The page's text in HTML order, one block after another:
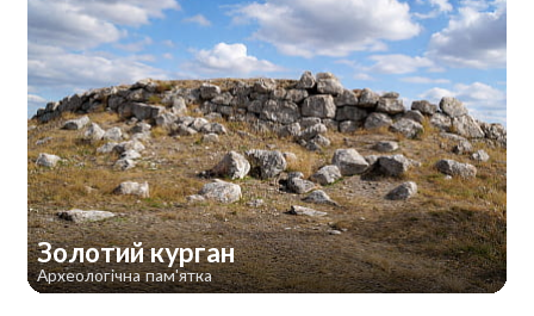
Золотий курган
Археологічна пам'ятка